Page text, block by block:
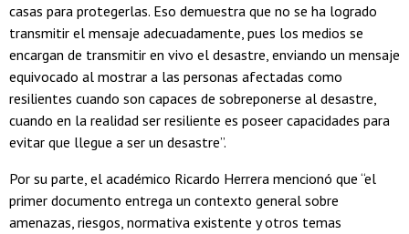
casas para protegerlas. Eso demuestra que no se ha logrado
transmitir el mensaje adecuadamente, pues los medios se
encargan de transmitir en vivo el desastre, enviando un mensaje
equivocado al mostrar a las personas afectadas como
resilientes cuando son capaces de sobreponerse al desastre,
cuando en la realidad ser resiliente es poseer capacidades para
evitar que llegue a ser un desastre”.
Por su parte, el académico Ricardo Herrera mencionó que “el
primer documento entrega un contexto general sobre
amenazas, riesgos, normativa existente y otros temas